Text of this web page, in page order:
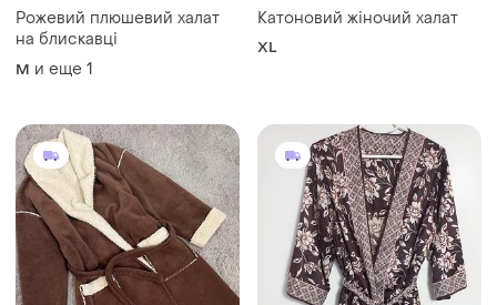
Рожевий плюшевий халат
на блискавці
M и еще 1
Катоновий жіночий халат
XL